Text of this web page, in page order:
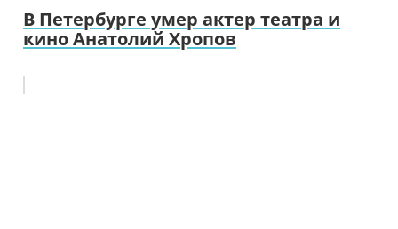
В Петербурге умер актер театра и
кино Анатолий Хропов